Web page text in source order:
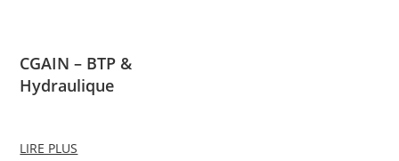
CGAIN – BTP &
Hydraulique
LIRE PLUS